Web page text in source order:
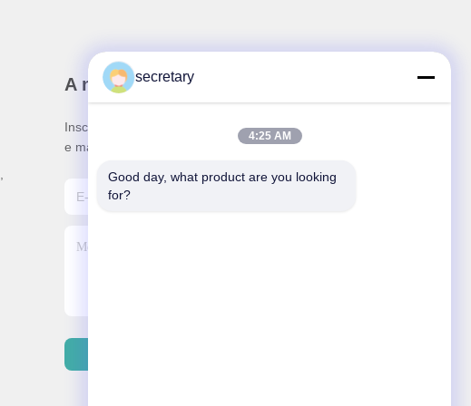
A nossa newsletter
Inscreva-se no nosso boletim informativo para obter descontos
e mais.
secretary
4:25 AM
Good day, what product are you looking
for?